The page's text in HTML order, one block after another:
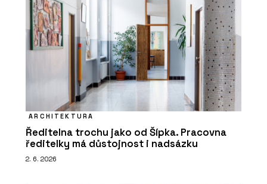
ARCHITEKTURA
Ředitelna trochu jako od Šípka. Pracovna
ředitelky má důstojnost i nadsázku
2. 6. 2026